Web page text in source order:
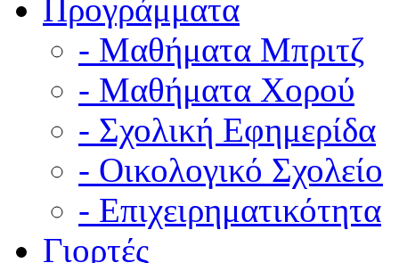
Προγράμματα
- Μαθήματα Μπριτζ
- Μαθήματα Χορού
- Σχολική Εφημερίδα
- Οικολογικό Σχολείο
- Επιχειρηματικότητα
Γιορτές